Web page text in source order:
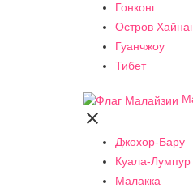
Гонконг
Остров
Гуанчжоу
Тибет

Джохор-Бару
Куала-Лумпур
Малакка